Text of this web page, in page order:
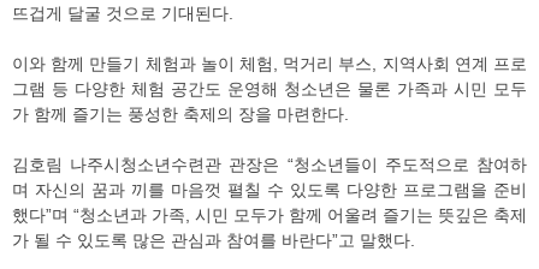
뜨겁게 달굴 것으로 기대된다.
이와 함께 만들기 체험과 놀이 체험, 먹거리 부스, 지역사회 연계 프로
그램 등 다양한 체험 공간도 운영해 청소년은 물론 가족과 시민 모두
가 함께 즐기는 풍성한 축제의 장을 마련한다.
김호림 나주시청소년수련관 관장은 “청소년들이 주도적으로 참여하
며 자신의 꿈과 끼를 마음껏 펼칠 수 있도록 다양한 프로그램을 준비
했다”며 “청소년과 가족, 시민 모두가 함께 어울려 즐기는 뜻깊은 축제
가 될 수 있도록 많은 관심과 참여를 바란다”고 말했다.